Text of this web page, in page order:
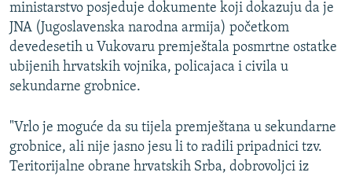
TRI DECENIJE OD RATA U BIH
SVE KARTE DEJTONA
NASTANAK I RASPAD JUGOSLAVIJE
ministarstvo posjeduje dokumente koji dokazuju da je
JNA (Jugoslavenska narodna armija) početkom
devedesetih u Vukovaru premještala posmrtne ostatke
ubijenih hrvatskih vojnika, policajaca i civila u
sekundarne grobnice.
"Vrlo je moguće da su tijela premještana u sekundarne
grobnice, ali nije jasno jesu li to radili pripadnici tzv.
Teritorijalne obrane hrvatskih Srba, dobrovoljci iz